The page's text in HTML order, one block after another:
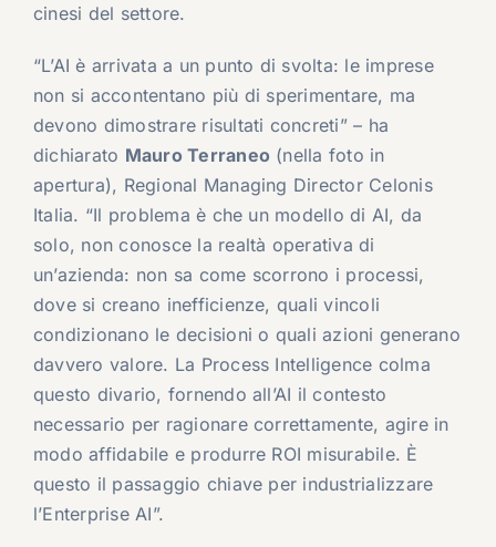
cinesi del settore.
“L’AI è arrivata a un punto di svolta: le imprese
non si accontentano più di sperimentare, ma
devono dimostrare risultati concreti” – ha
dichiarato Mauro Terraneo (nella foto in
apertura), Regional Managing Director Celonis
Italia. “Il problema è che un modello di AI, da
solo, non conosce la realtà operativa di
un’azienda: non sa come scorrono i processi,
dove si creano inefficienze, quali vincoli
condizionano le decisioni o quali azioni generano
davvero valore. La Process Intelligence colma
questo divario, fornendo all’AI il contesto
necessario per ragionare correttamente, agire in
modo affidabile e produrre ROI misurabile. È
questo il passaggio chiave per industrializzare
l’Enterprise AI”.